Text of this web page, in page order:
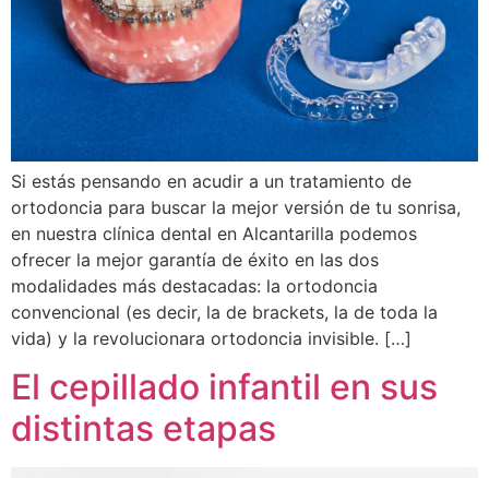
Si estás pensando en acudir a un tratamiento de
ortodoncia para buscar la mejor versión de tu sonrisa,
en nuestra clínica dental en Alcantarilla podemos
ofrecer la mejor garantía de éxito en las dos
modalidades más destacadas: la ortodoncia
convencional (es decir, la de brackets, la de toda la
vida) y la revolucionara ortodoncia invisible. […]
El cepillado infantil en sus
distintas etapas